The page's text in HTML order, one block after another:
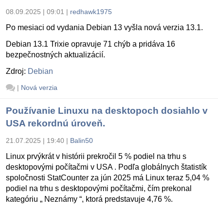
08.09.2025 | 09:01 | redhawk1975
Po mesiaci od vydania Debian 13 vyšla nová verzia 13.1.
Debian 13.1 Trixie opravuje 71 chýb a pridáva 16
bezpečnostných aktualizácií.
Zdroj: Debian
| Nová verzia
Používanie Linuxu na desktopoch dosiahlo v
USA rekordnú úroveň.
21.07.2025 | 19:40 | Balin50
Linux prvýkrát v histórii prekročil 5 % podiel na trhu s
desktopovými počítačmi v USA . Podľa globálnych štatistík
spoločnosti StatCounter za jún 2025 má Linux teraz 5,04 %
podiel na trhu s desktopovými počítačmi, čím prekonal
kategóriu „ Neznámy “, ktorá predstavuje 4,76 %.